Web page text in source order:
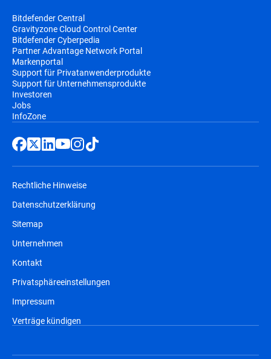
Bitdefender Central
Gravityzone Cloud Control Center
Bitdefender Cyberpedia
Partner Advantage Network Portal
Markenportal
Support für Privatanwenderprodukte
Support für Unternehmensprodukte
Investoren
Jobs
InfoZone
Rechtliche Hinweise
Datenschutzerklärung
Sitemap
Unternehmen
Kontakt
Privatsphäreeinstellungen
Impressum
Verträge kündigen